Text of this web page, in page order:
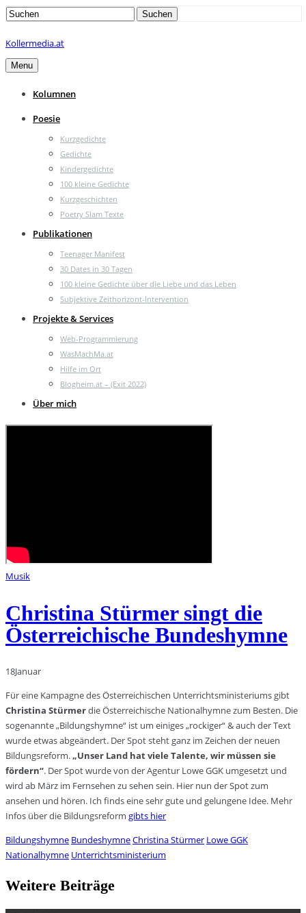
Search
Suchen
Kollermedia.at
Menu
Kolumnen
Poesie
Kurzgedichte
Gedichte
Kindergedichte
100 kleine Gedichte
Kurzgeschichten
Poetry Slam Texte
Publikationen
Teenager Manifest
30 Dates in 30 Tagen
100 kleine Gedichte über die Liebe und das Leben
Subjektive Zeithorizont-Intervention
Projekte & Services
Web-Programmierung
WasMachMa.at
Hilfe im Ort
Blogheim.at – (Exit 2022)
Über mich
Musik
Christina Stürmer singt die
Österreichische Bundeshymne
18Januar
Für eine Kampagne des Österreichischen Unterrichtsministeriums gibt
Christina Stürmerdie Österreichische Nationalhymne zum Besten. Die
sogenannte „Bildungshymne“ ist um einiges „rockiger“ & auch der Text
wurde etwas abgeändert. Der Spot steht ganz im Zeichen der neuen
Bildungsreform.„Unser Land hat viele Talente, wir müssen sie
fördern“. Der Spot wurde von der Agentur Lowe GGK umgesetzt und
wird ab März im Fernsehen zu sehen sein. Hier nun der Spot zum
ansehen und hören. Ich finds eine sehr gute und gelungene Idee. Mehr
Infos über die Bildungsreform gibts hier
Bildungshymne BundeshymneChristina Stürmer Lowe GGK
Nationalhymne Unterrichtsministerium
Weitere Beiträge